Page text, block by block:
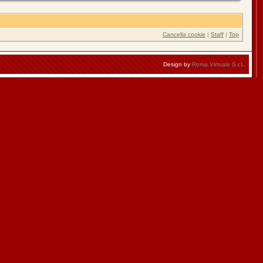
Cancella cookie | Staff | Top
Design by Roma Virtuale S.r.L.